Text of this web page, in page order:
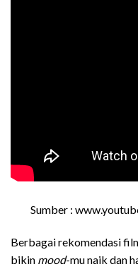
Sumber :
Berbagai rekomendasi
bikin mood-mu naik dan